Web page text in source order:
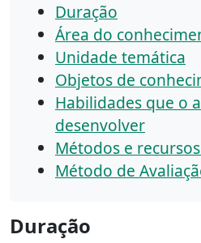
Duração
Área do
Unidade temática
Objetos de
Habilidades que o
desenvolver
Métodos e
Método de
Duração